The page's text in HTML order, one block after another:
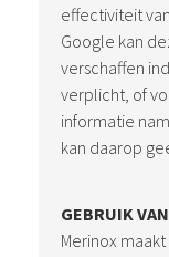
effectiviteit
Google kan
verschaffen
verplicht, of
informatie
kan daarop
GEBRUIK
Merinox